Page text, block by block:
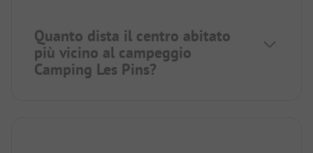
Quanto dista il centro abitato
più vicino al campeggio
Camping Les Pins?